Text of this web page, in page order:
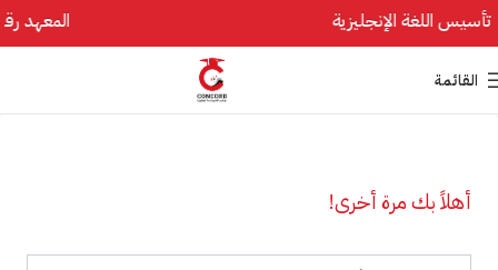
المعهد رقم 1 في تأسيس
القائمة
أهلاً بك مرة أخرى!